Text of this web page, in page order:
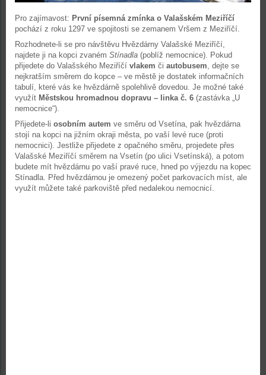
Pro zajímavost: První písemná zmínka o Valašském Meziříčí
pochází z roku 1297 ve spojitosti se zemanem Vršem z Meziříčí.
Rozhodnete-li se pro návštěvu Hvězdárny Valašské Meziříčí,
najdete ji na kopci zvaném Stínadla (poblíž nemocnice). Pokud
přijedete do Valašského Meziříčí vlakem či autobusem, dejte se
nejkratším směrem do kopce – ve městě je dostatek informačních
tabulí, které vás ke hvězdárně spolehlivě dovedou. Je možné také
využít Městskou hromadnou dopravu – linka č. 6 (zastávka „U
nemocnice“).
Přijedete-li osobním autem ve směru od Vsetína, pak hvězdárna
stojí na kopci na jižním okraji města, po vaší levé ruce (proti
nemocnici). Jestliže přijedete z opačného směru, projedete přes
Valašské Meziříčí směrem na Vsetín (po ulici Vsetínská), a potom
budete mít hvězdárnu po vaší pravé ruce, hned po výjezdu na kopec
Stínadla. Před hvězdárnou je omezený počet parkovacích míst, ale
využít můžete také parkoviště před nedalekou nemocnicí.